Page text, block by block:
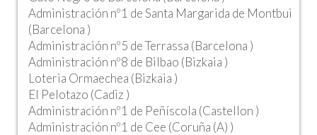
Administración nº1 de Santa Margarida de Montbui
(Barcelona )
Administración nº5 de Terrassa (Barcelona )
Administración nº8 de Bilbao (Bizkaia )
Loteria Ormaechea (Bizkaia )
El Pelotazo (Cadiz )
Administración nº1 de Peñíscola (Castellon )
Administración nº1 de Cee (Coruña (A) )